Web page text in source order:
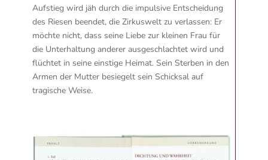
Aufstieg wird jäh durch die impulsive Entscheidung
des Riesen beendet, die Zirkuswelt zu verlassen: Er
möchte nicht, dass seine Liebe zur kleinen Frau für
die Unterhaltung anderer ausgeschlachtet wird und
flüchtet in seine einstige Heimat. Sein Sterben in den
Armen der Mutter besiegelt sein Schicksal auf
tragische Weise.